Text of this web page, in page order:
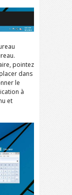
pointez
dans
le
à
et